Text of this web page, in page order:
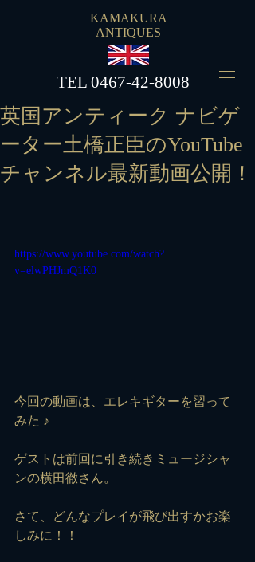
KAMAKURA
ANTIQUES
​TEL 0467-42-8008
英国アンティーク ナビゲ
ーター土橋正臣のYouTube
チャンネル最新動画公開！
https://www.youtube.com/watch?
v=elwPHJmQ1K0
今回の動画は、エレキギターを習って
みた ♪
ゲストは前回に引き続きミュージシャ
ンの横田徹さん。
さて、どんなプレイが飛び出すかお楽
しみに！！